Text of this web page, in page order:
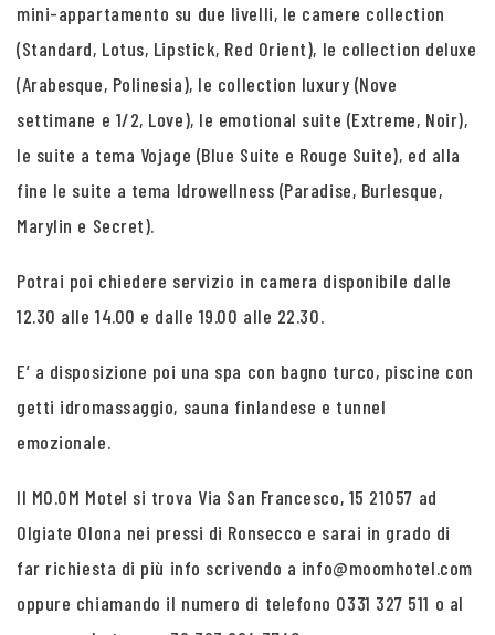
mini-appartamento su due livelli, le camere collection
(Standard, Lotus, Lipstick, Red Orient), le collection deluxe
(Arabesque, Polinesia), le collection luxury (Nove
settimane e 1/2, Love), le emotional suite (Extreme, Noir),
le suite a tema Vojage (Blue Suite e Rouge Suite), ed alla
fine le suite a tema Idrowellness (Paradise, Burlesque,
Marylin e Secret).
Potrai poi chiedere servizio in camera disponibile dalle
12.30 alle 14.00 e dalle 19.00 alle 22.30.
E’ a disposizione poi una spa con bagno turco, piscine con
getti idromassaggio, sauna finlandese e tunnel
emozionale.
Il MO.OM Motel si trova Via San Francesco, 15 21057 ad
Olgiate Olona nei pressi di Ronsecco e sarai in grado di
far richiesta di più info scrivendo a info@moomhotel.com
oppure chiamando il numero di telefono 0331 327 511 o al